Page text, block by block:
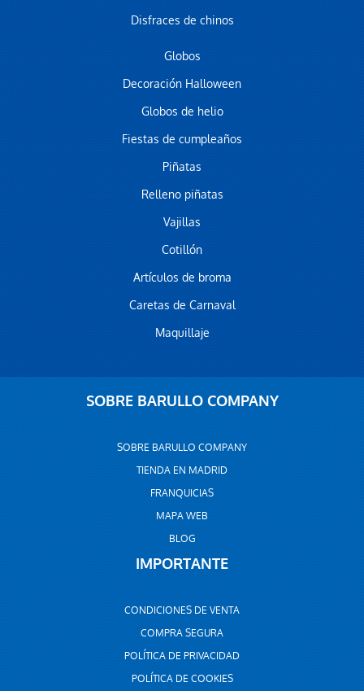
Disfraces de chinos
Globos
Decoración Halloween
Globos de helio
Fiestas de cumpleaños
Piñatas
Relleno piñatas
Vajillas
Cotillón
Artículos de broma
Caretas de Carnaval
Maquillaje
SOBRE BARULLO COMPANY
SOBRE BARULLO COMPANY
TIENDA EN MADRID
FRANQUICIAS
MAPA WEB
BLOG
IMPORTANTE
CONDICIONES DE VENTA
COMPRA SEGURA
POLÍTICA DE PRIVACIDAD
POLÍTICA DE COOKIES